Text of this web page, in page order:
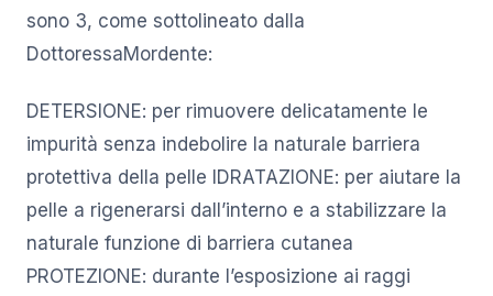
sono 3, come sottolineato dalla
DottoressaMordente:
DETERSIONE: per rimuovere delicatamente le
impurità senza indebolire la naturale barriera
protettiva della pelle IDRATAZIONE: per aiutare la
pelle a rigenerarsi dall’interno e a stabilizzare la
naturale funzione di barriera cutanea
PROTEZIONE: durante l’esposizione ai raggi